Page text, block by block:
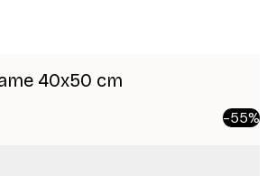
40x50 cm
-55%